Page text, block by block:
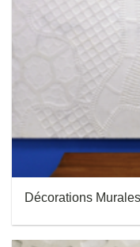
Décorations